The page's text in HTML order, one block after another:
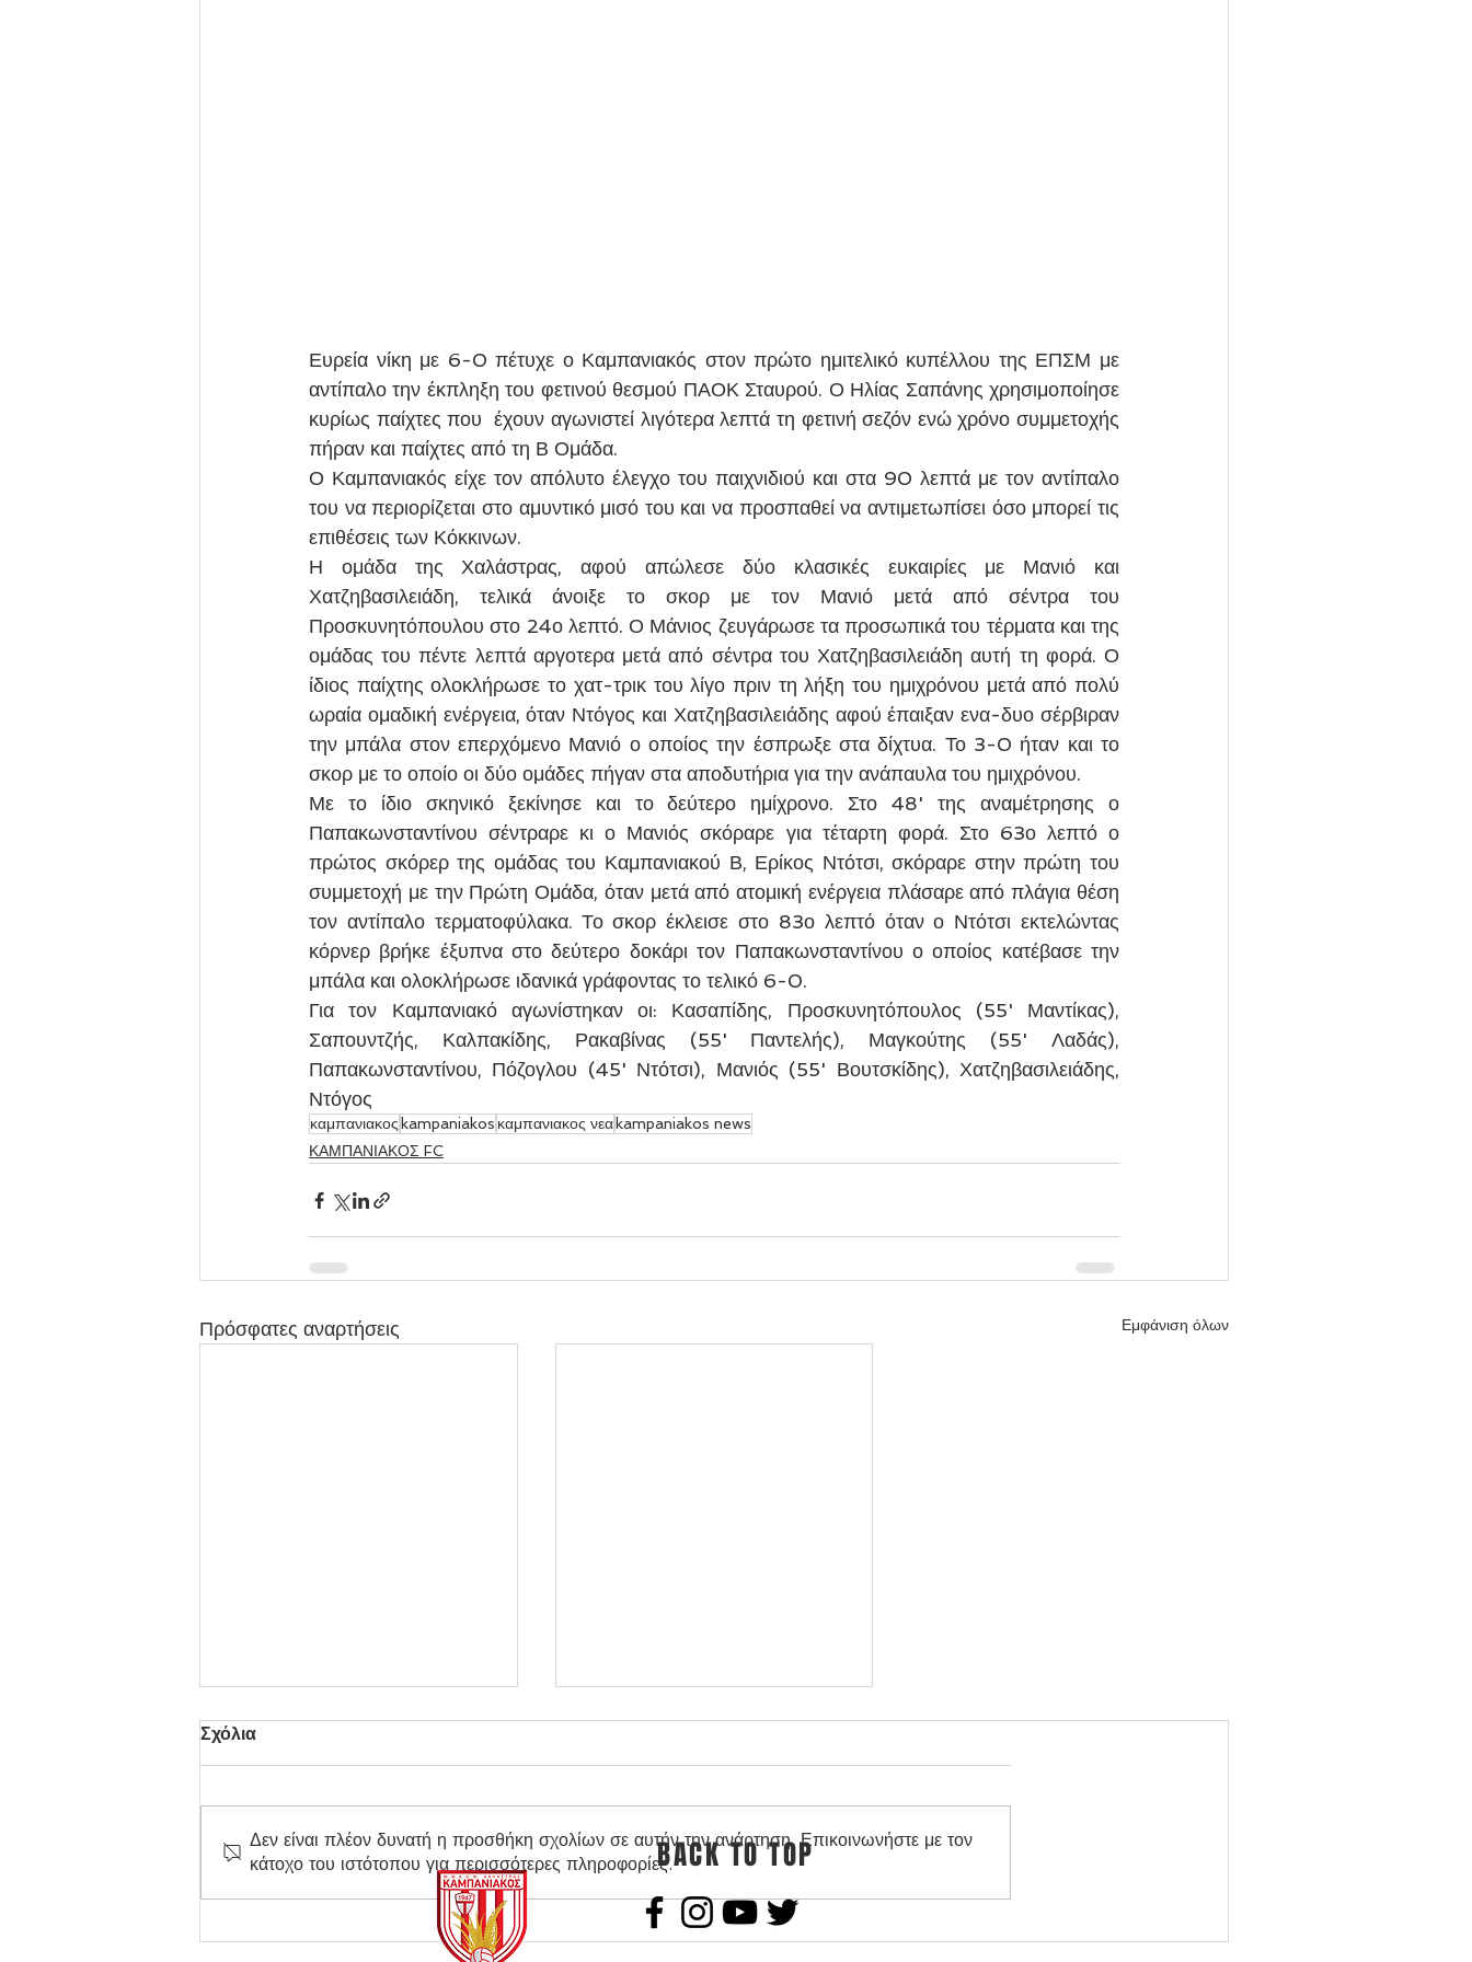
Ευρεία νίκη με 6-0 πέτυχε ο Καμπανιακός στον πρώτο ημιτελικό κυπέλλου της ΕΠΣΜ με
αντίπαλο την έκπληξη του φετινού θεσμού ΠΑΟΚ Σταυρού. Ο Ηλίας Σαπάνης χρησιμοποίησε
κυρίως παίχτες που  έχουν αγωνιστεί λιγότερα λεπτά τη φετινή σεζόν ενώ χρόνο συμμετοχής
πήραν και παίχτες από τη Β Ομάδα.
Ο Καμπανιακός είχε τον απόλυτο έλεγχο του παιχνιδιού και στα 90 λεπτά με τον αντίπαλο
του να περιορίζεται στο αμυντικό μισό του και να προσπαθεί να αντιμετωπίσει όσο μπορεί τις
επιθέσεις των Κόκκινων.
Η ομάδα της Χαλάστρας, αφού απώλεσε δύο κλασικές ευκαιρίες με Μανιό και
Χατζηβασιλειάδη, τελικά άνοιξε το σκορ με τον Μανιό μετά από σέντρα του
Προσκυνητόπουλου στο 24ο λεπτό. Ο Μάνιος ζευγάρωσε τα προσωπικά του τέρματα και της
ομάδας του πέντε λεπτά αργοτερα μετά από σέντρα του Χατζηβασιλειάδη αυτή τη φορά. Ο
ίδιος παίχτης ολοκλήρωσε το χατ-τρικ του λίγο πριν τη λήξη του ημιχρόνου μετά από πολύ
ωραία ομαδική ενέργεια, όταν Ντόγος και Χατζηβασιλειάδης αφού έπαιξαν ενα-δυο σέρβιραν
την μπάλα στον επερχόμενο Μανιό ο οποίος την έσπρωξε στα δίχτυα. Το 3-0 ήταν και το
σκορ με το οποίο οι δύο ομάδες πήγαν στα αποδυτήρια για την ανάπαυλα του ημιχρόνου.
Με το ίδιο σκηνικό ξεκίνησε και το δεύτερο ημίχρονο. Στο 48' της αναμέτρησης ο
Παπακωνσταντίνου σέντραρε κι ο Μανιός σκόραρε για τέταρτη φορά. Στο 63ο λεπτό ο
πρώτος σκόρερ της ομάδας του Καμπανιακού Β, Ερίκος Ντότσι, σκόραρε στην πρώτη του
συμμετοχή με την Πρώτη Ομάδα, όταν μετά από ατομική ενέργεια πλάσαρε από πλάγια θέση
τον αντίπαλο τερματοφύλακα. Το σκορ έκλεισε στο 83ο λεπτό όταν ο Ντότσι εκτελώντας
κόρνερ βρήκε έξυπνα στο δεύτερο δοκάρι τον Παπακωνσταντίνου ο οποίος κατέβασε την
μπάλα και ολοκλήρωσε ιδανικά γράφοντας το τελικό 6-0.
Για τον Καμπανιακό αγωνίστηκαν οι: Κασαπίδης, Προσκυνητόπουλος (55' Μαντίκας),
Σαπουντζής, Καλπακίδης, Ρακαβίνας (55' Παντελής), Μαγκούτης (55' Λαδάς),
Παπακωνσταντίνου, Πόζογλου (45' Ντότσι), Μανιός (55' Βουτσκίδης), Χατζηβασιλειάδης,
Ντόγος
καμπανιακος kampaniakos καμπανιακος νεα kampaniakos news
ΚΑΜΠΑΝΙΑΚΟΣ FC
Πρόσφατες αναρτήσεις Εμφάνιση όλων
Στον Τελικό η Κ17 του
ΠΑΣ Γιάννινα -
Καμπανιακός pregame
Σχόλια
Δεν είναι πλέον δυνατή η προσθήκη σχολίων σε αυτήν την ανάρτηση. Επικοινωνήστε με τον
κάτοχο του ιστότοπου για περισσότερες πληροφορίες.BACK TO TOP